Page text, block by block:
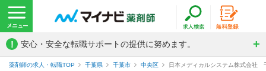
! 安心・安全な転職サポートの提供に努めます。
薬剤師の求人・転職TOP 千葉県 千葉市 中央区 日本メディカルシステム株式会社